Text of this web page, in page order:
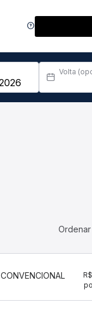
Volta
CONVENCIONAL R$